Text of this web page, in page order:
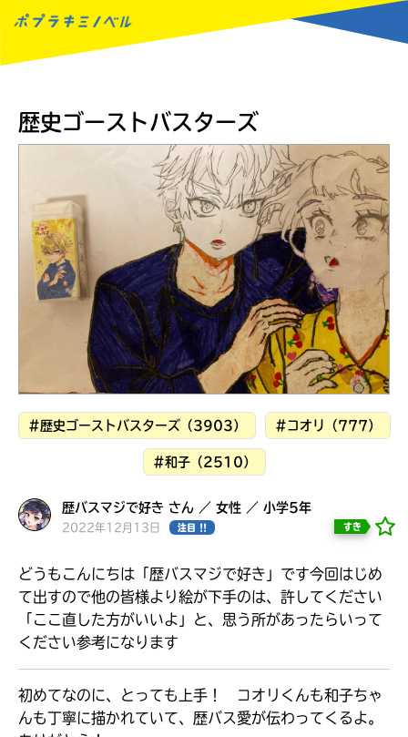
見つかる
みんなとおしゃべり
できる掲示板
歴史ゴーストバスターズ
#歴史ゴーストバスターズ（3903） #コオリ（777）
#和子（2510）
歴バスマジで好き さん ／ 女性 ／ 小学5年
2022年12月13日 注目 !! すき
どうもこんにちは「歴バスマジで好き」です今回はじめ
て出すので他の皆様より絵が下手のは、許してください
「ここ直した方がいいよ」と、思う所があったらいって
ください参考になります
初めてなのに、とっても上手！ コオリくんも和子ちゃ
んも丁寧に描かれていて、歴バス愛が伝わってくるよ。